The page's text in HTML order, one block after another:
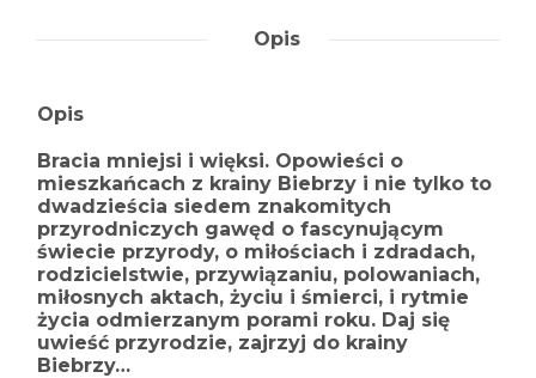
Opis
Opis
Bracia mniejsi i więksi. Opowieści o
mieszkańcach z krainy Biebrzy i nie tylko to
dwadzieścia siedem znakomitych
przyrodniczych gawęd o fascynującym
świecie przyrody, o miłościach i zdradach,
rodzicielstwie, przywiązaniu, polowaniach,
miłosnych aktach, życiu i śmierci, i rytmie
życia odmierzanym porami roku. Daj się
uwieść przyrodzie, zajrzyj do krainy
Biebrzy…